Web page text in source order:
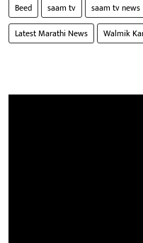
Beed saam tv saam tv news
Latest Marathi News
Walmik